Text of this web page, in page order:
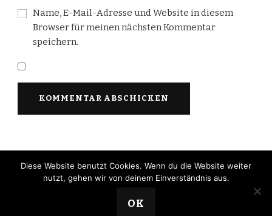
Name, E-Mail-Adresse und Website in diesem
Browser für meinen nächsten Kommentar
speichern.
© Copyright 2026 Die Mondschweins. Alle Rechte
. Powered by
Diese Website benutzt Cookies. Wenn du die Website weiter
nutzt, gehen wir von deinem Einverständnis aus.
OK